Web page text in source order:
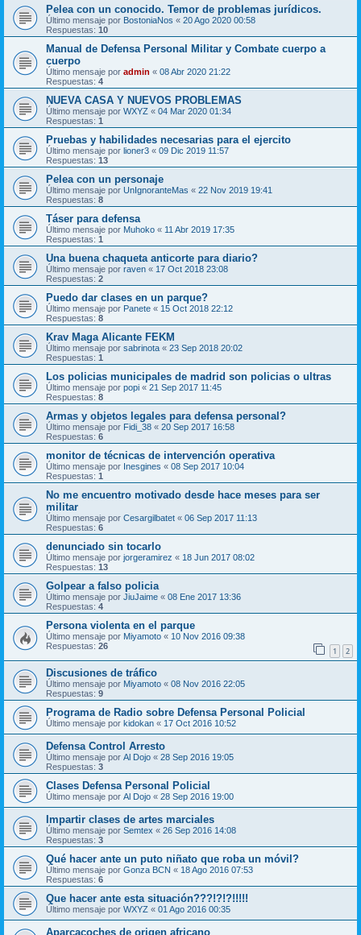
Pelea con un conocido. Temor de problemas jurídicos.
Último mensaje por BostoniaNos « 20 Ago 2020 00:58
Respuestas: 10
Manual de Defensa Personal Militar y Combate cuerpo a
cuerpo
Último mensaje por admin « 08 Abr 2020 21:22
Respuestas: 4
NUEVA CASA Y NUEVOS PROBLEMAS
Último mensaje por WXYZ « 04 Mar 2020 01:34
Respuestas: 1
Pruebas y habilidades necesarias para el ejercito
Último mensaje por lioner3 « 09 Dic 2019 11:57
Respuestas: 13
Pelea con un personaje
Último mensaje por UnIgnoranteMas « 22 Nov 2019 19:41
Respuestas: 8
Táser para defensa
Último mensaje por Muhoko « 11 Abr 2019 17:35
Respuestas: 1
Una buena chaqueta anticorte para diario?
Último mensaje por raven « 17 Oct 2018 23:08
Respuestas: 2
Puedo dar clases en un parque?
Último mensaje por Panete « 15 Oct 2018 22:12
Respuestas: 8
Krav Maga Alicante FEKM
Último mensaje por sabrinota « 23 Sep 2018 20:02
Respuestas: 1
Los policias municipales de madrid son policias o ultras
Último mensaje por popi « 21 Sep 2017 11:45
Respuestas: 8
Armas y objetos legales para defensa personal?
Último mensaje por Fidi_38 « 20 Sep 2017 16:58
Respuestas: 6
monitor de técnicas de intervención operativa
Último mensaje por Inesgines « 08 Sep 2017 10:04
Respuestas: 1
No me encuentro motivado desde hace meses para ser
militar
Último mensaje por Cesargilbatet « 06 Sep 2017 11:13
Respuestas: 6
denunciado sin tocarlo
Último mensaje por jorgeramirez « 18 Jun 2017 08:02
Respuestas: 13
Golpear a falso policia
Último mensaje por JiuJaime « 08 Ene 2017 13:36
Respuestas: 4
Persona violenta en el parque
Último mensaje por Miyamoto « 10 Nov 2016 09:38
Respuestas: 26 1 2
Discusiones de tráfico
Último mensaje por Miyamoto « 08 Nov 2016 22:05
Respuestas: 9
Programa de Radio sobre Defensa Personal Policial
Último mensaje por kidokan « 17 Oct 2016 10:52
Defensa Control Arresto
Último mensaje por Al Dojo « 28 Sep 2016 19:05
Respuestas: 3
Clases Defensa Personal Policial
Último mensaje por Al Dojo « 28 Sep 2016 19:00
Impartir clases de artes marciales
Último mensaje por Semtex « 26 Sep 2016 14:08
Respuestas: 3
Qué hacer ante un puto niñato que roba un móvil?
Último mensaje por Gonza BCN « 18 Ago 2016 07:53
Respuestas: 6
Que hacer ante esta situación???!?!?!!!!!
Último mensaje por WXYZ « 01 Ago 2016 00:35
Aparcacoches de origen africano